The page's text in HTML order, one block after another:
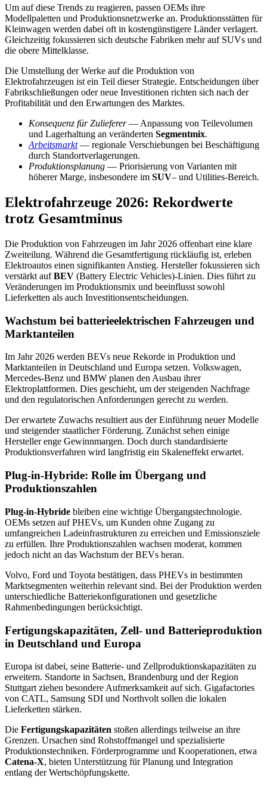
Um auf diese Trends zu reagieren, passen OEMs ihre
Modellpaletten und Produktionsnetzwerke an. Produktionsstätten für
Kleinwagen werden dabei oft in kostengünstigere Länder verlagert.
Gleichzeitig fokussieren sich deutsche Fabriken mehr auf SUVs und
die obere Mittelklasse.
Die Umstellung der Werke auf die Produktion von
Elektrofahrzeugen ist ein Teil dieser Strategie. Entscheidungen über
Fabrikschließungen oder neue Investitionen richten sich nach der
Profitabilität und den Erwartungen des Marktes.
Konsequenz für Zulieferer— Anpassung von Teilevolumen
und Lagerhaltung an veränderten Segmentmix.
Arbeitsmarkt— regionale Verschiebungen bei Beschäftigung
durch Standortverlagerungen.
Produktionsplanung — Priorisierung von Varianten mit
höherer Marge, insbesondere im SUV– und Utilities-Bereich.
Elektrofahrzeuge 2026: Rekordwerte
trotz Gesamtminus
Die Produktion von Fahrzeugen im Jahr 2026 offenbart eine klare
Zweiteilung. Während die Gesamtfertigung rückläufig ist, erleben
Elektroautos einen signifikanten Anstieg. Hersteller fokussieren sich
verstärkt aufBEV (Battery Electric Vehicles)‑Linien. Dies führt zu
Veränderungen im Produktionsmix und beeinflusst sowohl
Lieferketten als auch Investitionsentscheidungen.
Wachstum bei batterieelektrischen Fahrzeugen und
Marktanteilen
Im Jahr 2026 werden BEVs neue Rekorde in Produktion und
Marktanteilen in Deutschland und Europa setzen. Volkswagen,
Mercedes‑Benz und BMW planen den Ausbau ihrer
Elektroplattformen. Dies geschieht, um der steigenden Nachfrage
und den regulatorischen Anforderungen gerecht zu werden.
Der erwartete Zuwachs resultiert aus der Einführung neuer Modelle
und steigender staatlicher Förderung. Zunächst sehen einige
Hersteller enge Gewinnmargen. Doch durch standardisierte
Produktionsverfahren wird langfristig ein Skaleneffekt erwartet.
Plug-in-Hybride: Rolle im Übergang und
Produktionszahlen
Plug-in-Hybride bleiben eine wichtige Übergangstechnologie.
OEMs setzen auf PHEVs, um Kunden ohne Zugang zu
umfangreichen Ladeinfrastrukturen zu erreichen und Emissionsziele
zu erfüllen. Ihre Produktionszahlen wachsen moderat, kommen
jedoch nicht an das Wachstum der BEVs heran.
Volvo, Ford und Toyota bestätigen, dass PHEVs in bestimmten
Marktsegmenten weiterhin relevant sind. Bei der Produktion werden
unterschiedliche Batteriekonfigurationen und gesetzliche
Rahmenbedingungen berücksichtigt.
Fertigungskapazitäten, Zell- und Batterieproduktion
in Deutschland und Europa
Europa ist dabei, seine Batterie- und Zellproduktionskapazitäten zu
erweitern. Standorte in Sachsen, Brandenburg und der Region
Stuttgart ziehen besondere Aufmerksamkeit auf sich. Gigafactories
von CATL, Samsung SDI und Northvolt sollen die lokalen
Lieferketten stärken.
Die Fertigungskapazitäten stoßen allerdings teilweise an ihre
Grenzen. Ursachen sind Rohstoffmangel und spezialisierte
Produktionstechniken. Förderprogramme und Kooperationen, etwa
Catena‑X, bieten Unterstützung für Planung und Integration
entlang der Wertschöpfungskette.